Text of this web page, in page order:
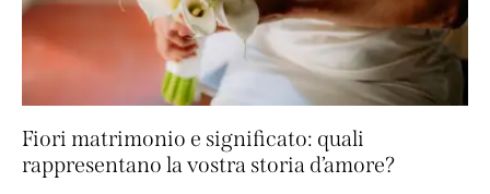
Fiori matrimonio e significato: quali
rappresentano la vostra storia d’amore?